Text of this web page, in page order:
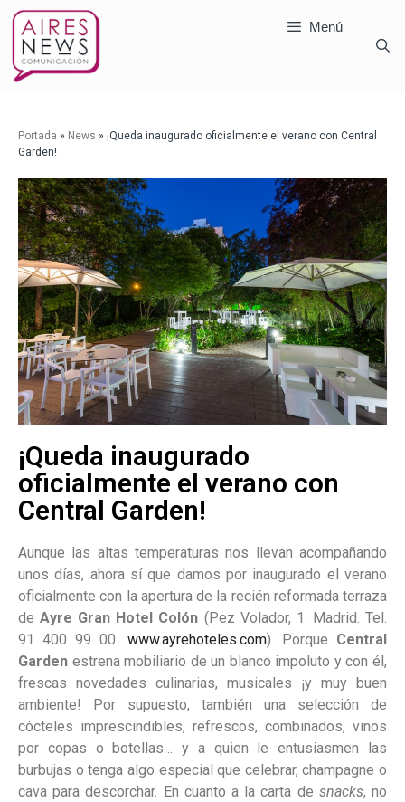
Menú
Portada » News » ¡Queda inaugurado oficialmente el verano con Central
Garden!
¡Queda inaugurado
oficialmente el verano con
Central Garden!
Aunque las altas temperaturas nos llevan acompañando
unos días, ahora sí que damos por inaugurado el verano
oficialmente con la apertura de la recién reformada terraza
deAyre Gran Hotel Colón (Pez Volador, 1. Madrid. Tel.
91 400 99 00. www.ayrehoteles.com). Porque Central
Garden estrena mobiliario de un blanco impoluto y con él,
frescas novedades culinarias, musicales ¡y muy buen
ambiente! Por supuesto, también una selección de
cócteles imprescindibles, refrescos, combinados, vinos
por copas o botellas… y a quien le entusiasmen las
burbujas o tenga algo especial que celebrar, champagne o
cava para descorchar. En cuanto a la carta de snacks, no